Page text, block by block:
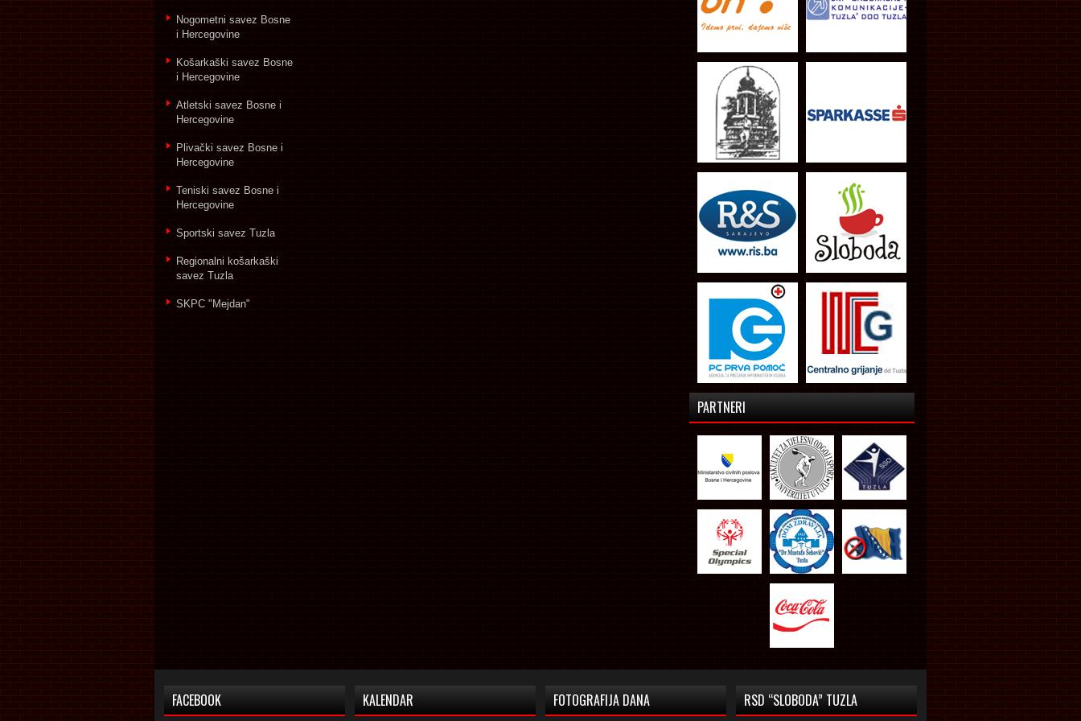
Nogometni savez Bosne
i Hercegovine
Košarkaški savez Bosne
i Hercegovine
Atletski savez Bosne i
Hercegovine
Plivački savez Bosne i
Hercegovine
Teniski savez Bosne i
Hercegovine
Sportski savez Tuzla
Regionalni košarkaški
savez Tuzla
SKPC "Mejdan"
PARTNERI
FACEBOOK KALENDAR FOTOGRAFIJA DANA RSD “SLOBODA” TUZLA